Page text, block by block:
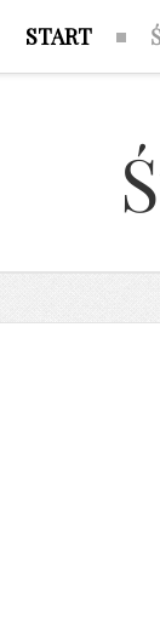
START